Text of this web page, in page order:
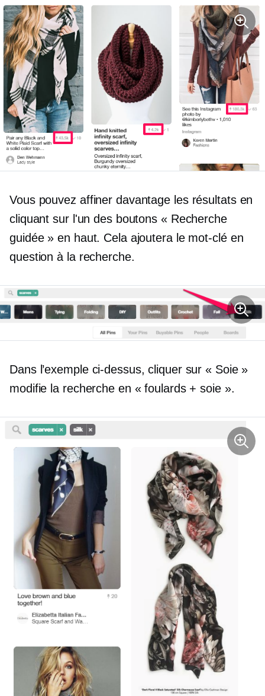
Vous pouvez affiner davantage les résultats en
cliquant sur l'un des boutons « Recherche
guidée » en haut. Cela ajoutera le mot-clé en
question à la recherche.
Dans l’exemple ci-dessus, cliquer sur « Soie »
modifie la recherche en « foulards + soie ».